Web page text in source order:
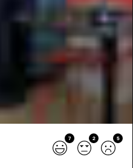
7 2 5